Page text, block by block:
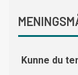
Kunne du